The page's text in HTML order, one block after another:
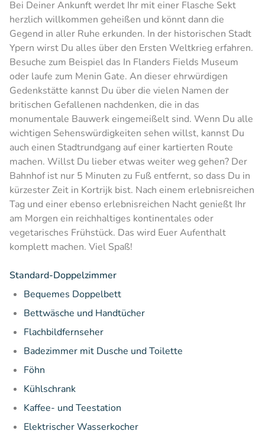
Bei Deiner Ankunft werdet Ihr mit einer Flasche Sekt
herzlich willkommen geheißen und könnt dann die
Gegend in aller Ruhe erkunden. In der historischen Stadt
Ypern wirst Du alles über den Ersten Weltkrieg erfahren.
Besuche zum Beispiel das In Flanders Fields Museum
oder laufe zum Menin Gate. An dieser ehrwürdigen
Gedenkstätte kannst Du über die vielen Namen der
britischen Gefallenen nachdenken, die in das
monumentale Bauwerk eingemeißelt sind. Wenn Du alle
wichtigen Sehenswürdigkeiten sehen willst, kannst Du
auch einen Stadtrundgang auf einer kartierten Route
machen. Willst Du lieber etwas weiter weg gehen? Der
Bahnhof ist nur 5 Minuten zu Fuß entfernt, so dass Du in
kürzester Zeit in Kortrijk bist. Nach einem erlebnisreichen
Tag und einer ebenso erlebnisreichen Nacht genießt Ihr
am Morgen ein reichhaltiges kontinentales oder
vegetarisches Frühstück. Das wird Euer Aufenthalt
komplett machen. Viel Spaß!
Standard-Doppelzimmer
Bequemes Doppelbett
Bettwäsche und Handtücher
Flachbildfernseher
Badezimmer mit Dusche und Toilette
Föhn
Kühlschrank
Kaffee- und Teestation
Elektrischer Wasserkocher